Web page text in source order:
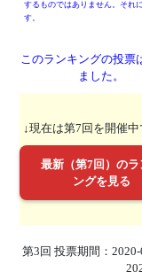
するものではありません。それ
す。
このランキングの投票
ました。
↓現在は第7回を開催中
最新（第7回）のラ
ングを見る
第3回 投票期間：2020-